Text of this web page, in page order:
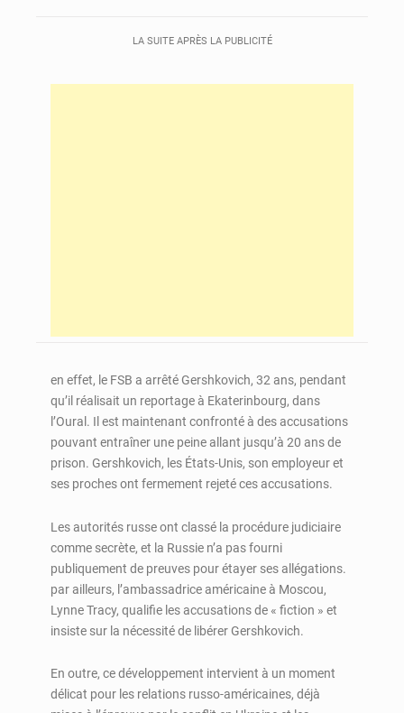
LA SUITE APRÈS LA PUBLICITÉ
en effet, le FSB a arrêté Gershkovich, 32 ans, pendant
qu’il réalisait un reportage à Ekaterinbourg, dans
l’Oural. Il est maintenant confronté à des accusations
pouvant entraîner une peine allant jusqu’à 20 ans de
prison. Gershkovich, les États-Unis, son employeur et
ses proches ont fermement rejeté ces accusations.
Les autorités russe ont classé la procédure judiciaire
comme secrète, et la Russie n’a pas fourni
publiquement de preuves pour étayer ses allégations.
par ailleurs, l’ambassadrice américaine à Moscou,
Lynne Tracy, qualifie les accusations de « fiction » et
insiste sur la nécessité de libérer Gershkovich.
En outre, ce développement intervient à un moment
délicat pour les relations russo-américaines, déjà